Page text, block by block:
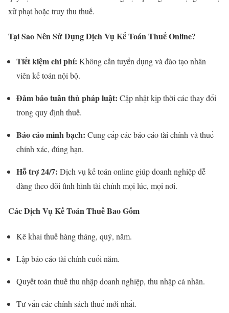
xử phạt hoặc truy thu thuế.
Tại Sao Nên Sử Dụng Dịch Vụ Kế Toán Thuế Online?
Tiết kiệm chi phí: Không cần tuyển dụng và đào tạo nhân
viên kế toán nội bộ.
Đảm bảo tuân thủ pháp luật: Cập nhật kịp thời các thay đổi
trong quy định thuế.
Báo cáo minh bạch: Cung cấp các báo cáo tài chính và thuế
chính xác, đúng hạn.
Hỗ trợ 24/7: Dịch vụ kế toán online giúp doanh nghiệp dễ
dàng theo dõi tình hình tài chính mọi lúc, mọi nơi.
Các Dịch Vụ Kế Toán Thuế Bao Gồm
Kê khai thuế hàng tháng, quý, năm.
Lập báo cáo tài chính cuối năm.
Quyết toán thuế thu nhập doanh nghiệp, thu nhập cá nhân.
Tư vấn các chính sách thuế mới nhất.